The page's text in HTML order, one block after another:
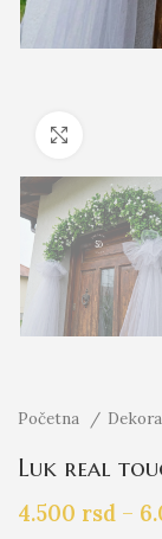
Početna
Luk real
4.500 rsd –